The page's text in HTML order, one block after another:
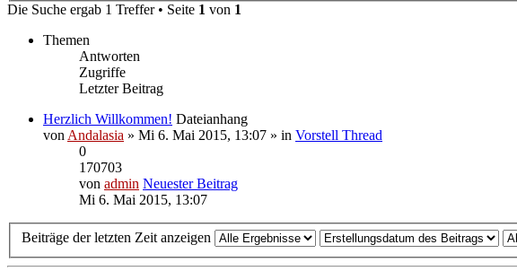
Die Suche ergab 1 Treffer • Seite 1 von 1
Themen
Antworten
Zugriffe
Letzter Beitrag
Herzlich Willkommen! Dateianhang
von Andalasia » Mi 6. Mai 2015, 13:07 » in Vorstell Thread
0
170703
von admin Neuester Beitrag
Mi 6. Mai 2015, 13:07
Beiträge der letzten Zeit anzeigen